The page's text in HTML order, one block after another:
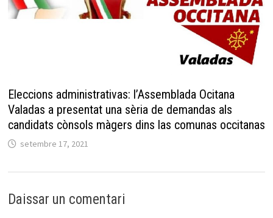
Eleccions administrativas: l’Assemblada Ocitana
Valadas a presentat una sèria de demandas als
candidats cònsols màgers dins las comunas occitanas
setembre 17, 2021
Daissar un comentari